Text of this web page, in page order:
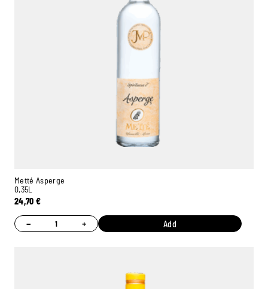
Metté Asperge
0,35L
24,70€
− + Add